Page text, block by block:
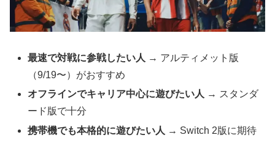
最速で対戦に参戦したい人 → アルティメット版
（9/19〜）がおすすめ
オフラインでキャリア中心に遊びたい人 → スタンダ
ード版で十分
携帯機でも本格的に遊びたい人 → Switch 2版に期待